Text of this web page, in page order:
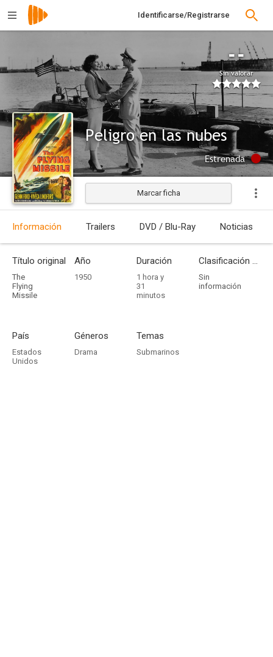
Identificarse/Registrarse
--
Sin valorar
Peligro en las nubes
Estrenada
Marcar ficha
Información Trailers DVD / Blu-Ray Noticias
Título original
The
Flying
Missile
Año
1950
Duración
1 hora y
31
minutos
Clasificación por edades
Sin
información
País
Estados
Unidos
Géneros
Drama
Temas
Submarinos